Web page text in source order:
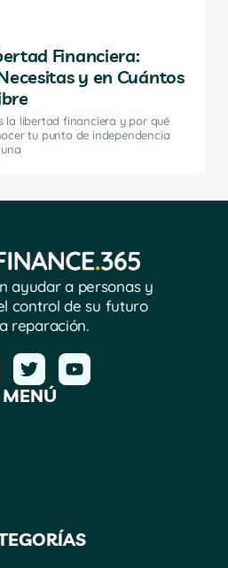
Financiera:
y en Cuántos
la libertad financiera y por qué
tu punto de independencia
ayudar a personas y
control de su futuro
reparación.
MENÚ